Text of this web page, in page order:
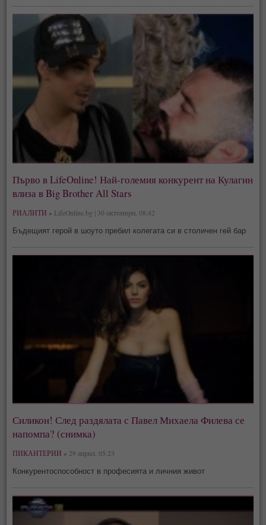
Първо в LifeOnline! Най-големия конкурент на Кулагин
влиза в Big Brother All Stars
РИАЛИТИ » LifeOnline.bg | 30 октомври, 08:42
Бъдещият герой в шоуто пребил колегата си в столичен гей бар
Силикон! След раздялата с Павел Михаела Филева се
напомпа? (снимка)
ПИКАНТЕРИИ » 29 април, 05:23
Конкурентоспособност в професията и личния живот